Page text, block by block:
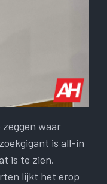
waar
is all-in
is te zien.
lijkt het erop